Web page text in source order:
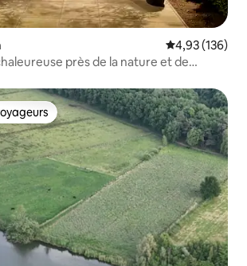
Évaluation
4,93 (136)
près de la nature et de